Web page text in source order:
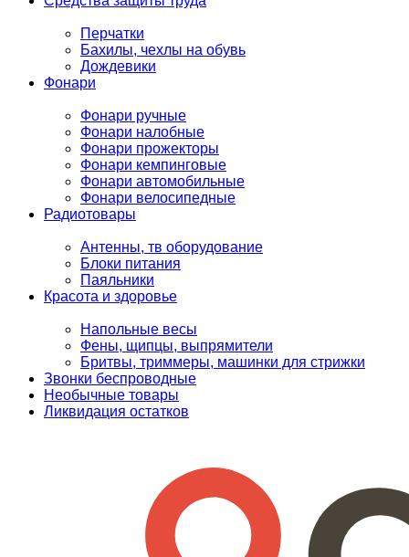
Перчатки
Бахилы, чехлы на обувь
Дождевики
Фонари
Фонари ручные
Фонари налобные
Фонари прожекторы
Фонари кемпинговые
Фонари автомобильные
Фонари велосипедные
Радиотовары
Антенны, тв оборудование
Блоки питания
Паяльники
Красота и здоровье
Напольные весы
Фены, щипцы, выпрямители
Бритвы, триммеры, машинки для стрижки
Звонки беспроводные
Необычные товары
Ликвидация остатков